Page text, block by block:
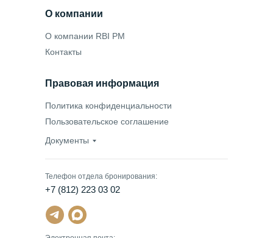
+7 (812) 223 03 02
Телефон отдела бронирования:
О компании RBI PM
Контакты
Политика конфиденциальности
Пользовательское соглашение
О компании
Правовая информация
Документы